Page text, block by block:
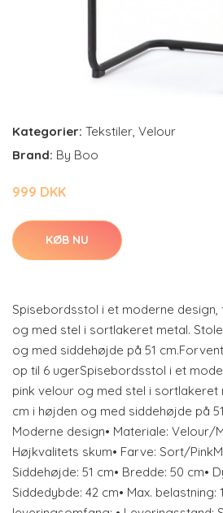
Kategorier: Tekstiler, Velour
Brand: By Boo
999 DKK
KØB NU
Spisebordsstol i et moderne
og med stel i sortlakeret metal.
og med siddehøjde på 51
op til 6 ugerSpisebordsstol i et
pink velour og med stel i sortlakeret
cm i højden og med siddehøjde på
Moderne design• Materiale: Velour/
Højkvalitets skum• Farve: Sort/
Siddehøjde: 51 cm• Bredde: 50 cm•
Siddedybde: 42 cm• Max.